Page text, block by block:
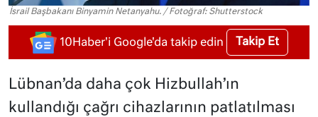
İsrail Başbakanı Binyamin Netanyahu. / Fotoğraf: Shutterstock
10Haber'i Google'da takip edin Takip Et
Lübnan’da daha çok Hizbullah’ın
kullandığı çağrı cihazlarının patlatılması